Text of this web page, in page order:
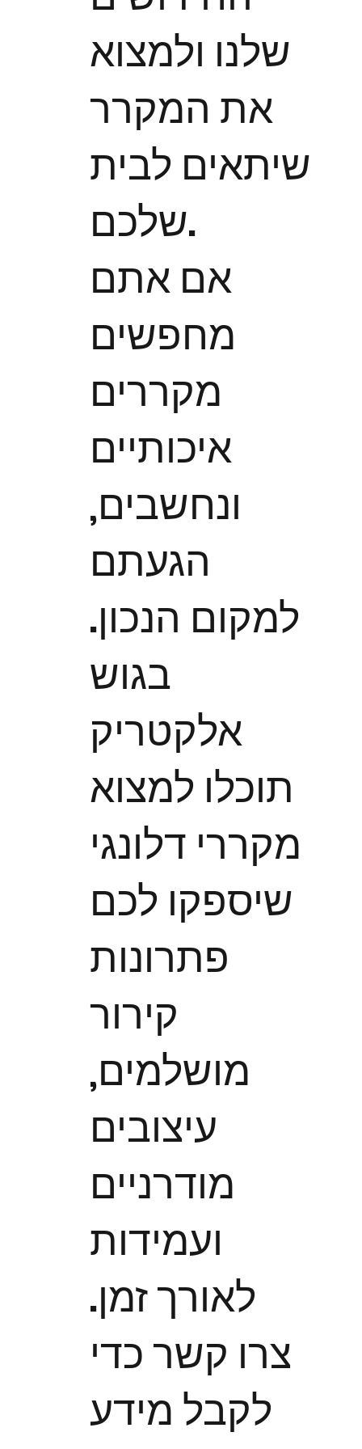
שלנו ולמצוא
את המקרר
שיתאים לבית
שלכם.
אם אתם
מחפשים
מקררים
איכותיים
ונחשבים,
הגעתם
למקום הנכון.
בגוש
אלקטריק
תוכלו למצוא
מקררי דלונגי
שיספקו לכם
פתרונות
קירור
מושלמים,
עיצובים
מודרניים
ועמידות
לאורך זמן.
צרו קשר כדי
לקבל מידע